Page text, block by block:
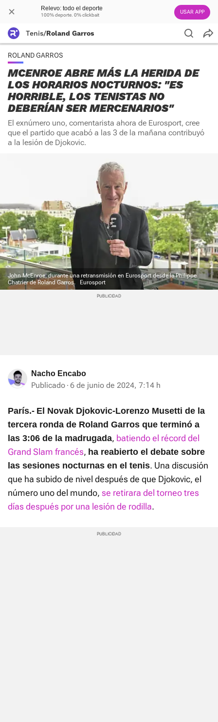
Relevo: todo el deporte
100% deporte. 0% clickbait USAR APP
Tenis/Roland Garros
ROLAND GARROS
MCENROE ABRE MÁS LA HERIDA DE
LOS HORARIOS NOCTURNOS: "ES
HORRIBLE, LOS TENISTAS NO
DEBERÍAN SER MERCENARIOS"
El exnúmero uno, comentarista ahora de Eurosport, cree
que el partido que acabó a las 3 de la mañana contribuyó
a la lesión de Djokovic.
John McEnroe, durante una retransmisión en Eurosport desde la Philippe
Chatrier de Roland Garros.
Eurosport
Nacho Encabo
Publicado 6 de junio de 2024, 7:14 h
París.- El Novak Djokovic-Lorenzo Musetti de la
tercera ronda de Roland Garros que terminó a
las 3:06 de la madrugada, batiendo el récord del
Grand Slam francés, ha reabierto el debate sobre
las sesiones nocturnas en el tenis. Una discusión
que ha subido de nivel después de que Djokovic, el
número uno del mundo, se retirara del torneo tres
días después por una lesión de rodilla.